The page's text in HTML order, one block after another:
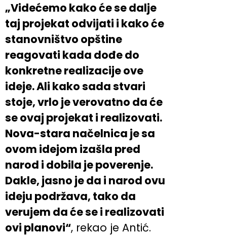
„Videćemo kako će se dalje
taj projekat odvijati i kako će
stanovništvo opštine
reagovati kada dođe do
konkretne realizacije ove
ideje. Ali kako sada stvari
stoje, vrlo je verovatno da će
se ovaj projekat i realizovati.
Nova-stara načelnica je sa
ovom idejom izašla pred
narod i dobila je poverenje.
Dakle, jasno je da i narod ovu
ideju podržava, tako da
verujem da će se i realizovati
ovi planovi“, rekao je Antić.